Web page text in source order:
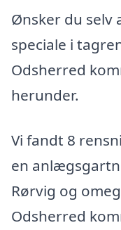
Ønsker du selv
speciale i
Odsherred
herunder.
Vi fandt 8
en
Rørvig og
Odsherred